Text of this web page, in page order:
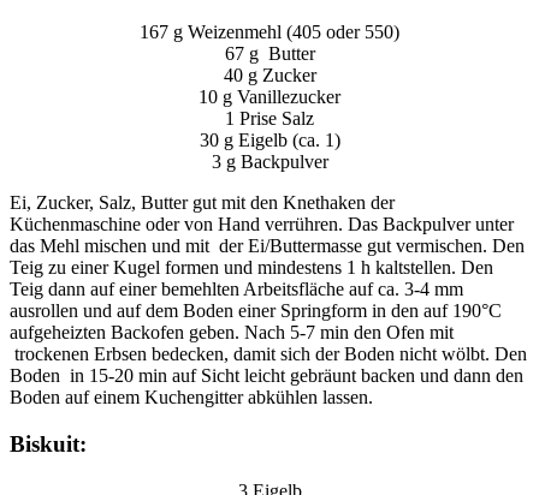
167 g Weizenmehl (405 oder 550)
67 g Butter
40 g Zucker
10 g Vanillezucker
1 Prise Salz
30 g Eigelb (ca. 1)
3 g Backpulver
Ei, Zucker, Salz, Butter gut mit den Knethaken der
Küchenmaschine oder von Hand verrühren. Das Backpulver unter
das Mehl mischen und mit der Ei/Buttermasse gut vermischen. Den
Teig zu einer Kugel formen und mindestens 1 h kaltstellen. Den
Teig dann auf einer bemehlten Arbeitsfläche auf ca. 3-4 mm
ausrollen und auf dem Boden einer Springform in den auf 190°C
aufgeheizten Backofen geben. Nach 5-7 min den Ofen mit
trockenen Erbsen bedecken, damit sich der Boden nicht wölbt. Den
Boden in 15-20 min auf Sicht leicht gebräunt backen und dann den
Boden auf einem Kuchengitter abkühlen lassen.
Biskuit:
3 Eigelb